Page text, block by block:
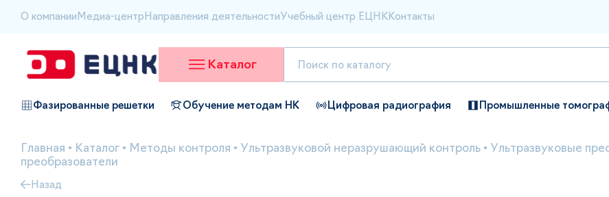
О компании Медиа-центр Направления деятельностиУчебный центр ЕЦНК Контакты
Каталог
Фазированные решетки Обучение методам НК Цифровая радиография Промышленные
Главная • Каталог • Методы контроля • Ультразвуковой неразрушающий контроль • Ультразвуковые
преобразователи
Назад